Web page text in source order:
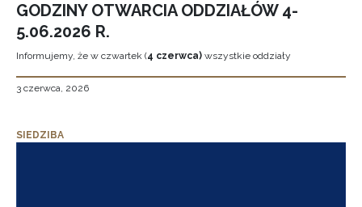
GODZINY OTWARCIA ODDZIAŁÓW 4-
5.06.2026 R.
Informujemy, że w czwartek (4 czerwca) wszystkie oddziały
3 czerwca, 2026
SIEDZIBA